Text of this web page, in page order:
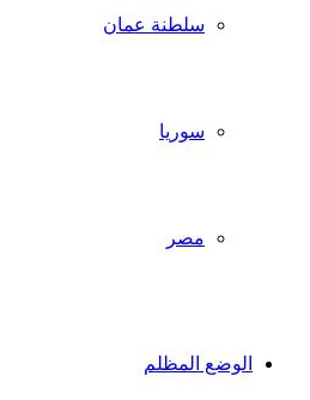
سلطنة عمان
سوريا
مصر
الوضع المظلم